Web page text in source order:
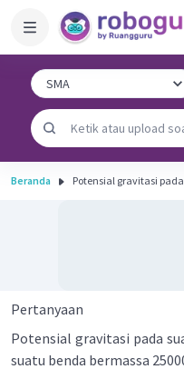
Beranda Potensial gravitasi
Pertanyaan
Potensial gravitasi pada
suatu benda bermassa